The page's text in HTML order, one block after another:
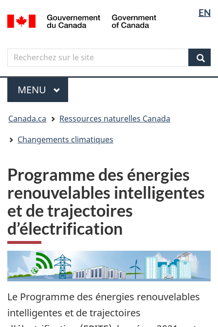
Aller
au
principal
Skip
to
government"
Passer
à
version
simplifiée
langue
EN
Canada
Search
Recherchez
sur
le
site
Menu
MENU PRINCIPAL
êtes
ici
Canada.ca
Ressources naturelles Canada
Changements climatiques
Programme des énergies
renouvelables intelligentes
et de trajectoires
d’électrification
Le Programme des énergies renouvelables
intelligentes et de trajectoires